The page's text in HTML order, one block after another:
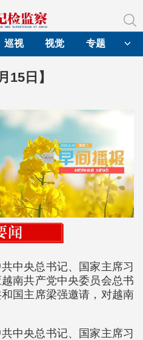
巡视 视觉 专题
15日】
中央总书记、国家主席习
南共产党中央委员会总书
国主席梁强邀请，对越南
中央总书记、国家主席习